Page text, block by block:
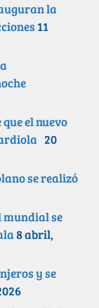
la
11
el nuevo
20
se realizó
mundial se
8 abril,
y se